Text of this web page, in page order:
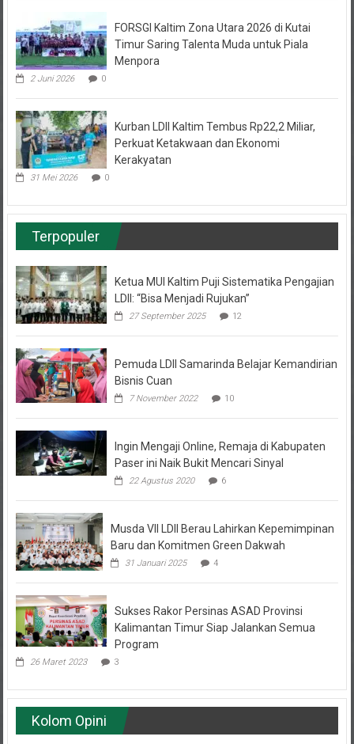
FORSGI Kaltim Zona Utara 2026 di Kutai
Timur Saring Talenta Muda untuk Piala
Menpora
2 Juni 2026 0
Kurban LDII Kaltim Tembus Rp22,2 Miliar,
Perkuat Ketakwaan dan Ekonomi
Kerakyatan
31 Mei 2026 0
Terpopuler
Ketua MUI Kaltim Puji Sistematika Pengajian
LDII: “Bisa Menjadi Rujukan”
27 September 2025 12
Pemuda LDII Samarinda Belajar Kemandirian
Bisnis Cuan
7 November 2022 10
Ingin Mengaji Online, Remaja di Kabupaten
Paser ini Naik Bukit Mencari Sinyal
22 Agustus 2020 6
Musda VII LDII Berau Lahirkan Kepemimpinan
Baru dan Komitmen Green Dakwah
31 Januari 2025 4
Sukses Rakor Persinas ASAD Provinsi
Kalimantan Timur Siap Jalankan Semua
Program
26 Maret 2023 3
Kolom Opini